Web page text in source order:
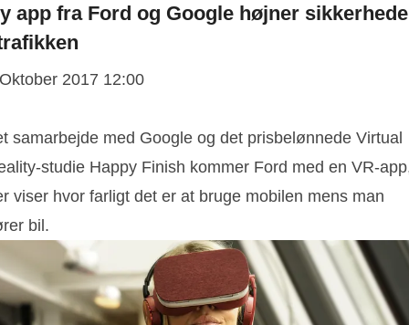
app fra Ford og Google højner
2017 12:00
samarbejde med Google og det prisbelønnede Virtual
studie Happy Finish kommer Ford med en VR-
viser hvor farligt det er at bruge mobilen mens man
bil.